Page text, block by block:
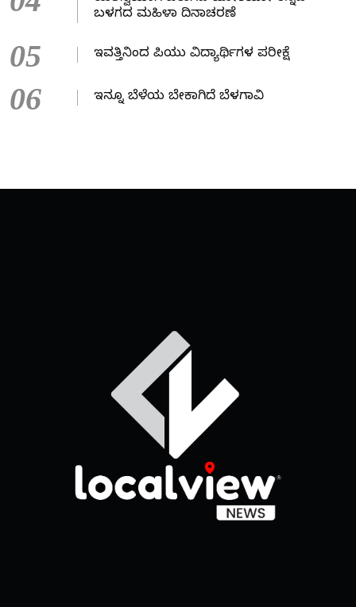
ಬಳಗದ ಮಹಿಳಾ ದಿನಾಚರಣೆ
05 ಇವತ್ತಿನಿಂದ ಪಿಯು ವಿದ್ಯಾರ್ಥಿಗಳ ಪರೀಕ್ಷೆ
06 ಇನ್ನೂ ಬೆಳೆಯ ಬೇಕಾಗಿದೆ ಬೆಳಗಾವಿ